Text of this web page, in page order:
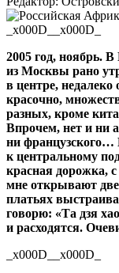
_x000D__x000D_
2005 год, ноябрь.
из Москвы рано
в центре,
красочно,
разных, кроме
Впрочем, нет и ни
ни французского…
к центральному
красная дорожка,
мне открывают
платьях
говорю: «Та дзя
и расходятся.
_x000D__x000D_